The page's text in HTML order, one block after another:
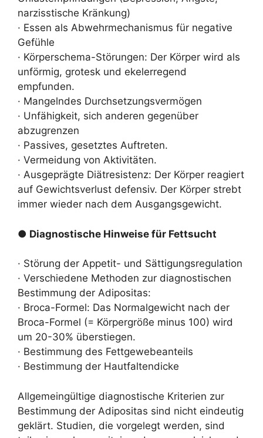
narzisstische Kränkung)
· Essen als Abwehrmechanismus für negative
Gefühle
· Körperschema-Störungen: Der Körper wird als
unförmig, grotesk und ekelerregend
empfunden.
· Mangelndes Durchsetzungsvermögen
· Unfähigkeit, sich anderen gegenüber
abzugrenzen
· Passives, gesetztes Auftreten.
· Vermeidung von Aktivitäten.
· Ausgeprägte Diätresistenz: Der Körper reagiert
auf Gewichtsverlust defensiv. Der Körper strebt
immer wieder nach dem Ausgangsgewicht.
● Diagnostische Hinweise für Fettsucht
· Störung der Appetit- und Sättigungsregulation
· Verschiedene Methoden zur diagnostischen
Bestimmung der Adipositas:
· Broca-Formel: Das Normalgewicht nach der
Broca-Formel (= Körpergröße minus 100) wird
um 20-30% überstiegen.
· Bestimmung des Fettgewebeanteils
· Bestimmung der Hautfaltendicke
Allgemeingültige diagnostische Kriterien zur
Bestimmung der Adipositas sind nicht eindeutig
geklärt. Studien, die vorgelegt werden, sind